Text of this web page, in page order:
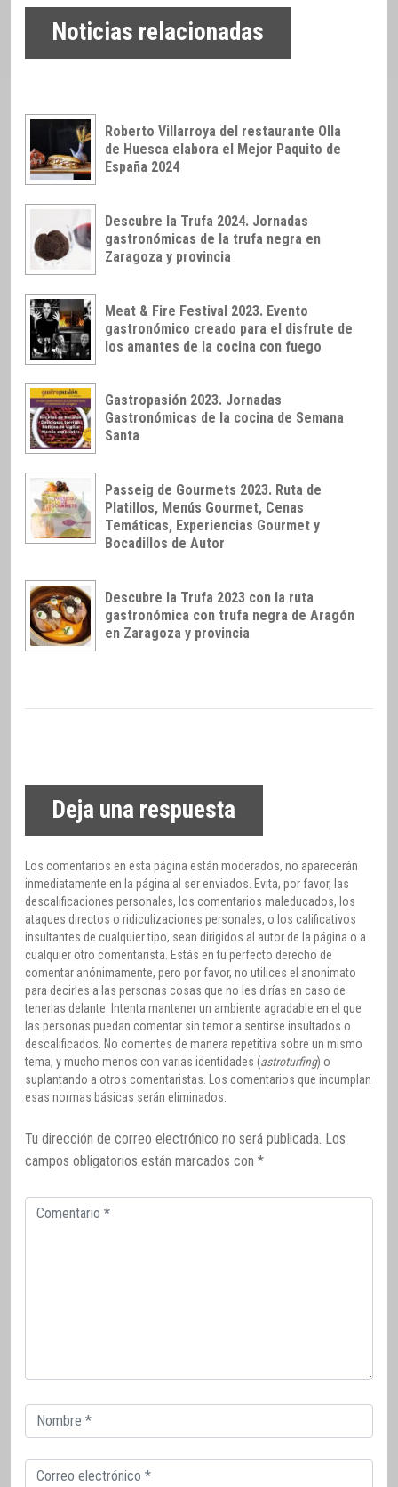
Noticias relacionadas
Roberto Villarroya del restaurante Olla
de Huesca elabora el Mejor Paquito de
España 2024
Descubre la Trufa 2024. Jornadas
gastronómicas de la trufa negra en
Zaragoza y provincia
Meat & Fire Festival 2023. Evento
gastronómico creado para el disfrute de
los amantes de la cocina con fuego
Gastropasión 2023. Jornadas
Gastronómicas de la cocina de Semana
Santa
Passeig de Gourmets 2023. Ruta de
Platillos, Menús Gourmet, Cenas
Temáticas, Experiencias Gourmet y
Bocadillos de Autor
Descubre la Trufa 2023 con la ruta
gastronómica con trufa negra de Aragón
en Zaragoza y provincia
Deja una respuesta
Los comentarios en esta página están moderados, no aparecerán
inmediatamente en la página al ser enviados. Evita, por favor, las
descalificaciones personales, los comentarios maleducados, los
ataques directos o ridiculizaciones personales, o los calificativos
insultantes de cualquier tipo, sean dirigidos al autor de la página o a
cualquier otro comentarista. Estás en tu perfecto derecho de
comentar anónimamente, pero por favor, no utilices el anonimato
para decirles a las personas cosas que no les dirías en caso de
tenerlas delante. Intenta mantener un ambiente agradable en el que
las personas puedan comentar sin temor a sentirse insultados o
descalificados. No comentes de manera repetitiva sobre un mismo
tema, y mucho menos con varias identidades (astroturfing) o
suplantando a otros comentaristas. Los comentarios que incumplan
esas normas básicas serán eliminados.
Tu dirección de correo electrónico no será publicada. Los
campos obligatorios están marcados con *
Comentario
Correo
electrónico
Correo